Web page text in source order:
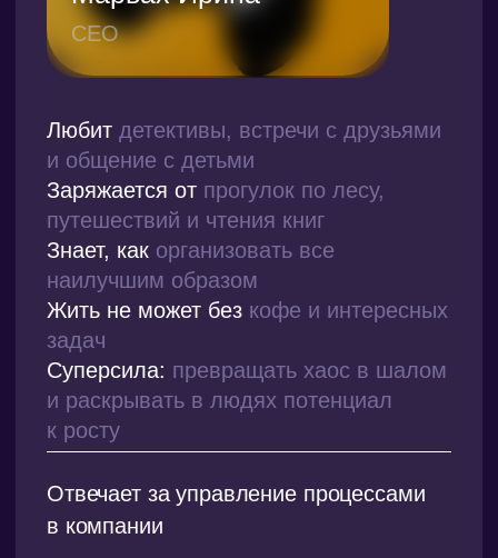
Любиткататься на велосипеде и
пробовать новые хобби
Заряжается отавтопутешествий,
письменных практик и ведения блога
Знает, какорганизовать лучшие
Жить не может без прогулок и вкусной
Суперсила:способность во всех
методолог, тренер
Анастасия Кот